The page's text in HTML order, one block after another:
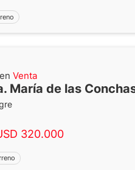
Venta
María de las
320.000